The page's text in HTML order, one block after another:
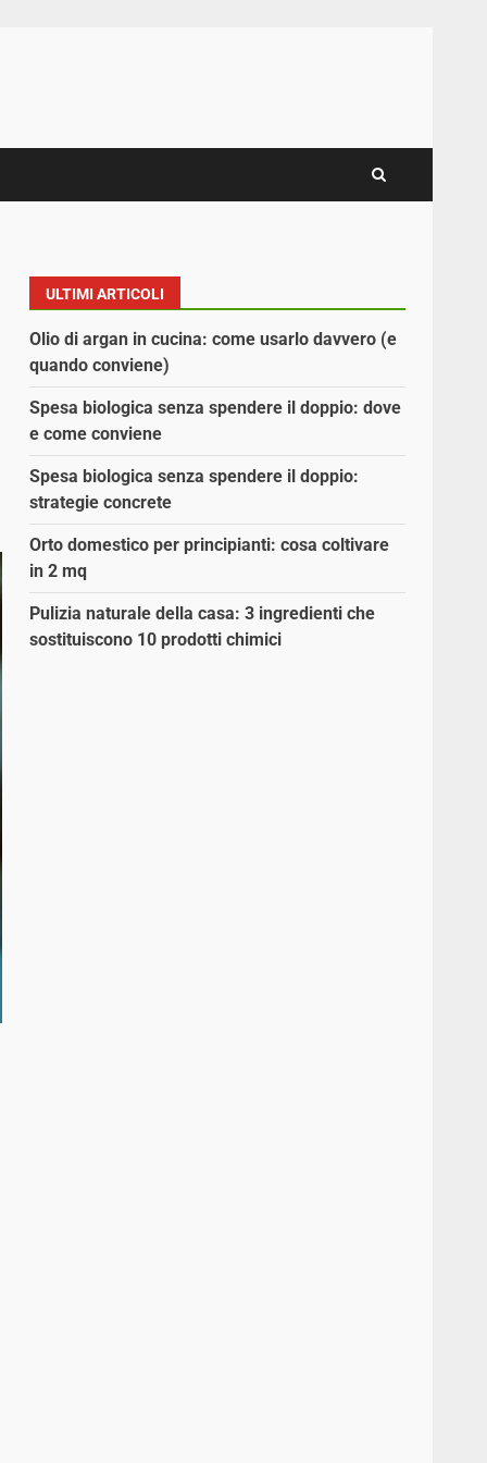
ULTIMI ARTICOLI
Olio di argan in cucina: come usarlo davvero (e
quando conviene)
Spesa biologica senza spendere il doppio: dove
e come conviene
Spesa biologica senza spendere il doppio:
strategie concrete
Orto domestico per principianti: cosa coltivare
in 2 mq
Pulizia naturale della casa: 3 ingredienti che
sostituiscono 10 prodotti chimici